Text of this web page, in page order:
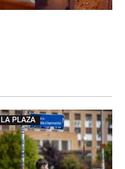
LA PLAZA